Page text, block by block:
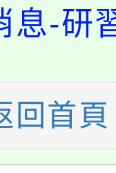
選結果(
險知識
度學生
民語歌
年度第
選結果
年度第
選結果(
學推廣
息-研
回首頁